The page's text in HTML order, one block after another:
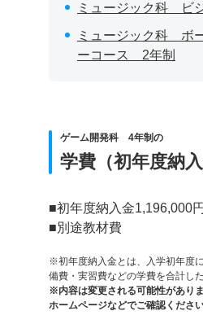
ミュージック科 ビ
ミュージック科 ボ
ーコース 2年制
ゲーム開発科 4年制の
学費（初年度納入
■初年度納入金1,196,000
■別途教材費
※初年度納入金とは、入学初年度
備費・実習費などの学費を合計した
※内容は変更される可能性があり
ホームページなどでご確認ください